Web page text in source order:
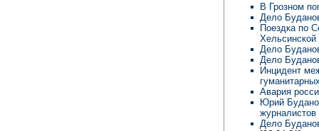
В Грозном
Дело
Поездка по
Дело
Дело
Инцидент
Авария
Юрий
журналистов
Дело